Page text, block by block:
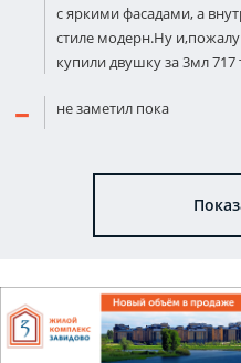
с яркими фасадами, а
стиле модерн.Ну
купили двушку за 3мл 717
не заметил пока